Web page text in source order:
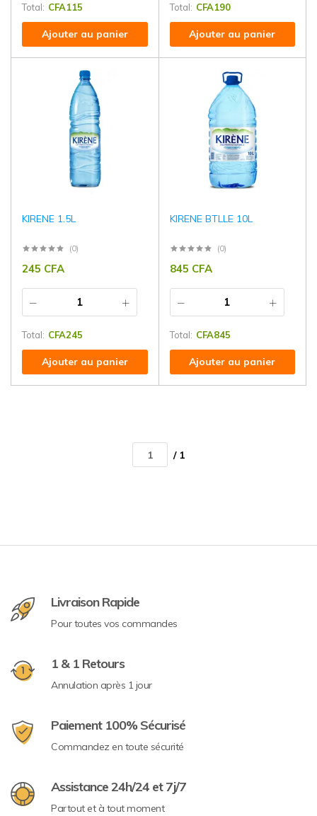
Total: CFA115
Ajouter au panier
Total: CFA190
Ajouter au panier
KIRENE 1.5L
(0)
245 CFA
Total: CFA245
Ajouter au panier
KIRENE BTLLE 10L
(0)
845 CFA
Total: CFA845
Ajouter au panier
/ 1
Livraison Rapide
Pour toutes vos commandes
1 & 1 Retours
Annulation après 1 jour
Paiement 100% Sécurisé
Commandez en toute sécurité
Assistance 24h/24 et 7j/7
Partout et à tout moment